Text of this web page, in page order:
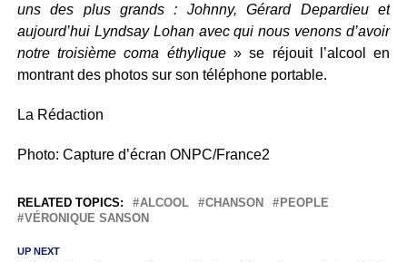
uns des plus grands : Johnny, Gérard Depardieu et
aujourd’hui Lyndsay Lohan avec qui nous venons d’avoir
notre troisième coma éthylique » se réjouit l’alcool en
montrant des photos sur son téléphone portable.
La Rédaction
Photo: Capture d’écran ONPC/France2
RELATED TOPICS: ALCOOL CHANSON
PEOPLE
VÉRONIQUE SANSON
UP NEXT